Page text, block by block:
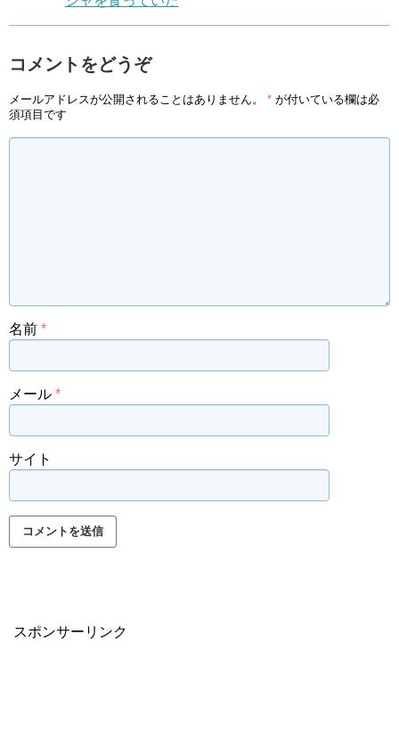
コメントをどうぞ
メールアドレスが公開されることはありません。 * が付いている欄は必
須項目です
名前 *
メール *
サイト
スポンサーリンク